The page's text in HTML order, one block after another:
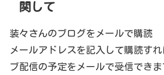
関して
装々さんのブログをメールで購読
メールアドレスを記入して購読す
ブ配信の予定をメールで受信できま